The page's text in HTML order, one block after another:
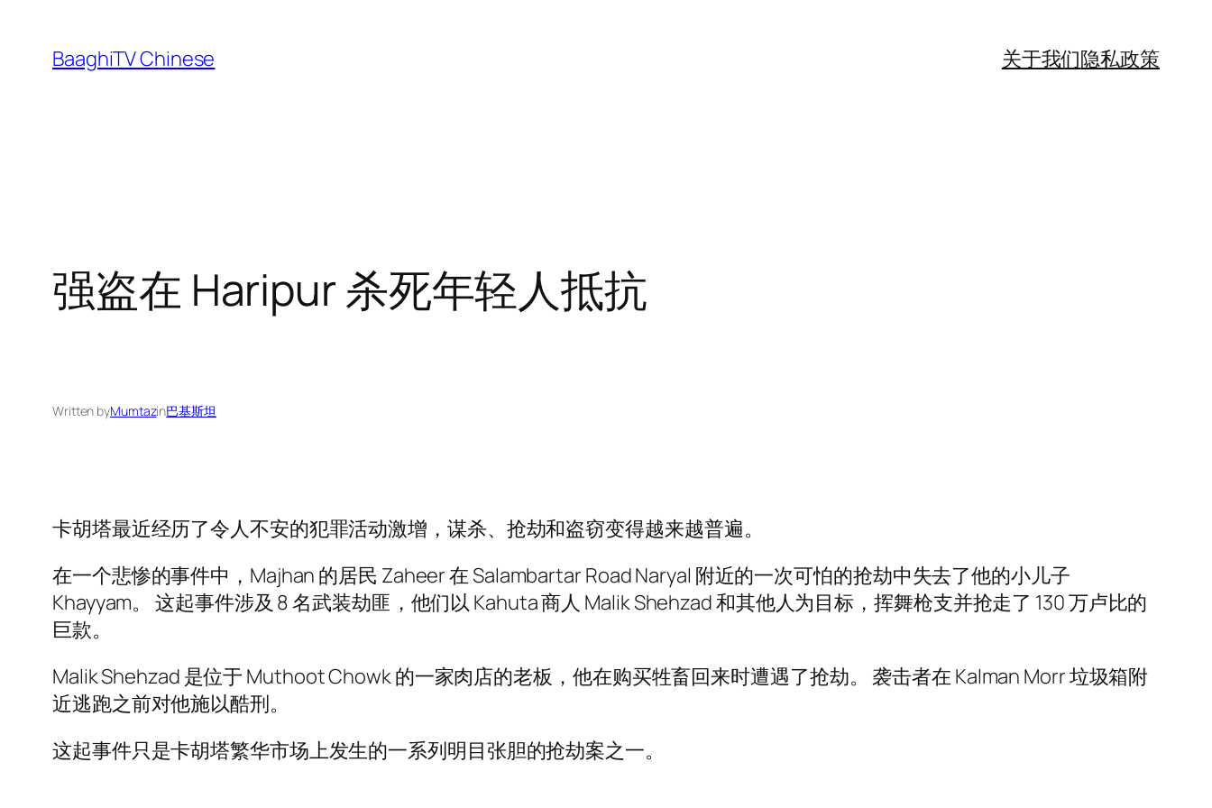
content
BaaghiTV Chinese 关于我们隐私政策
强盗在 Haripur 杀死年轻人抵抗
Written byMumtazin巴基斯坦
卡胡塔最近经历了令人不安的犯罪活动激增，谋杀、抢劫和盗窃变得越来越普遍。
在一个悲惨的事件中，Majhan 的居民 Zaheer 在 Salambartar Road Naryal 附近的一次可怕的抢劫中失去了他的小儿子
Khayyam。 这起事件涉及 8 名武装劫匪，他们以 Kahuta 商人 Malik Shehzad 和其他人为目标，挥舞枪支并抢走了 130 万卢比的
巨款。
Malik Shehzad 是位于 Muthoot Chowk 的一家肉店的老板，他在购买牲畜回来时遭遇了抢劫。 袭击者在 Kalman Morr 垃圾箱附
近逃跑之前对他施以酷刑。
这起事件只是卡胡塔繁华市场上发生的一系列明目张胆的抢劫案之一。